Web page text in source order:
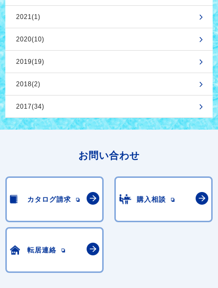
2021(1)
2020(10)
2019(19)
2018(2)
2017(34)
お問い合わせ
カタログ請求 購入相談
転居連絡